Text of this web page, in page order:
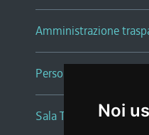
Noi
Amministrazione
Persone e Uffici
Sala Tiziano Tessitori